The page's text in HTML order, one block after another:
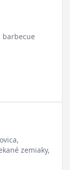
barbecue
zemiaky,